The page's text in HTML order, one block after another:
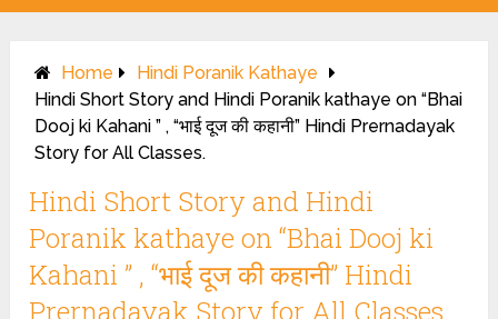
Home
Hindi Poranik Kathaye
Hindi Short Story and Hindi Poranik kathaye on “Bhai
Dooj ki Kahani ” , “भाई दूज की कहानी” Hindi Prernadayak
Story for All Classes.
Hindi Short Story and Hindi
Poranik kathaye on “Bhai Dooj ki
Kahani ” , “भाई दूज की कहानी” Hindi
Prernadayak Story for All Classes.